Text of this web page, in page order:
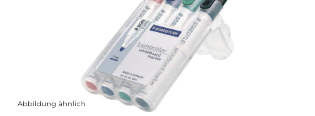
Abbildung ähnlich